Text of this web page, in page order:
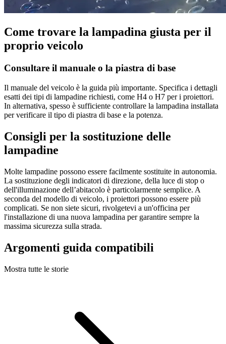
Come trovare la lampadina giusta per il
proprio veicolo
Consultare il manuale o la piastra di base
Il manuale del veicolo è la guida più importante. Specifica i dettagli
esatti dei tipi di lampadine richiesti, come H4 o H7 per i proiettori.
In alternativa, spesso è sufficiente controllare la lampadina installata
per verificare il tipo di piastra di base e la potenza.
Consigli per la sostituzione delle
lampadine
Molte lampadine possono essere facilmente sostituite in autonomia.
La sostituzione degli indicatori di direzione, della luce di stop o
dell'illuminazione dell’abitacolo è particolarmente semplice. A
seconda del modello di veicolo, i proiettori possono essere più
complicati. Se non siete sicuri, rivolgetevi a un'officina per
l'installazione di una nuova lampadina per garantire sempre la
massima sicurezza sulla strada.
Argomenti guida compatibili
Mostra tutte le storie